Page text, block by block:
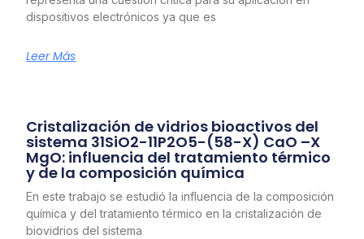
dispositivos electrónicos ya que es
Leer Más
Cristalización de vidrios bioactivos del
sistema 31SiO2-11P2O5-(58-X) CaO –X
MgO: influencia del tratamiento térmico
y de la composición química
En este trabajo se estudió la influencia de la composición
química y del tratamiento térmico en la cristalización de
biovidrios del sistema